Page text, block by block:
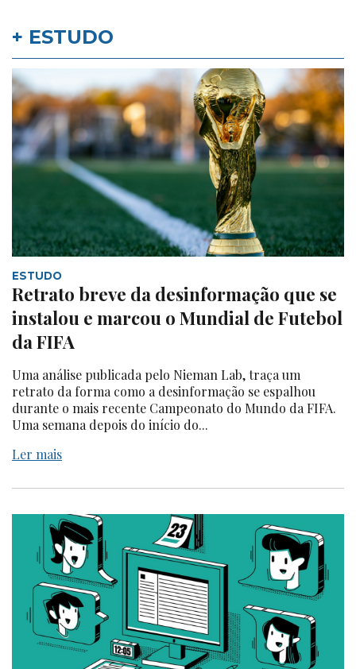
+ ESTUDO
ESTUDO
Retrato breve da desinformação que se
instalou e marcou o Mundial de Futebol
da FIFA
Uma análise publicada pelo Nieman Lab, traça um
retrato da forma como a desinformação se espalhou
durante o mais recente Campeonato do Mundo da FIFA.
Uma semana depois do início do...
Ler mais